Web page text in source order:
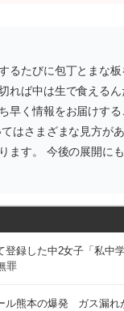
るたびに包丁とまな
れば中は生で食える
早く情報をお届けす
はさまざまな見方が
ます。 今後の展開に
登録した中2女子「私中
罪
ール熊本の爆発 ガス漏